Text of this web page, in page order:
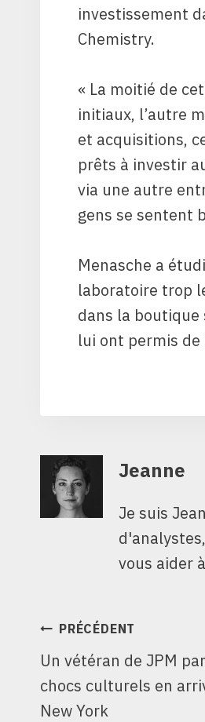
investissement
Chemistry.
« La moitié de
initiaux, l’autre
et acquisitions,
prêts à investir
via une autre
gens se sentent
Menasche a
laboratoire trop
dans la boutique
lui ont permis
Jeanne
Je suis
vous aider
DE
L’ARTICLE
PRÉCÉDENT
Un vétéran de JPM
chocs culturels en
New York